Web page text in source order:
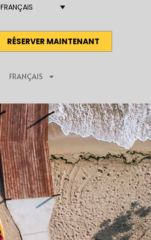
FRANÇAIS
RÉSERVER MAINTENANT
FRANÇAIS